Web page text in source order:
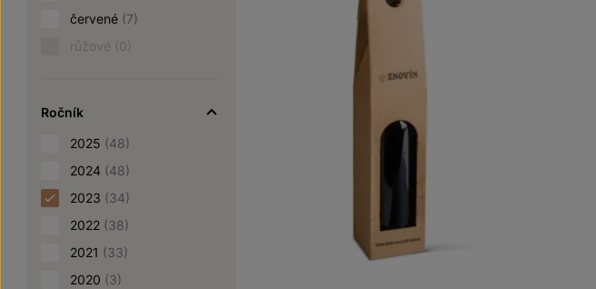
červené (7)
růžové (0)
Ročník
2025 (48)
2024 (48)
2023 (34)
2022 (38)
2021 (33)
2020 (3)